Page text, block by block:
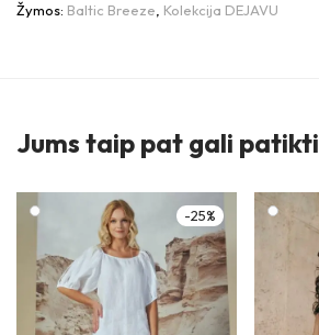
Žymos: Baltic Breeze, Kolekcija DEJAVU
Jums taip pat gali patikti
-25%